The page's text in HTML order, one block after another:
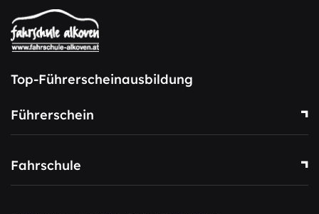
Top-Führerscheinausbildung
Führerschein
Fahrschule